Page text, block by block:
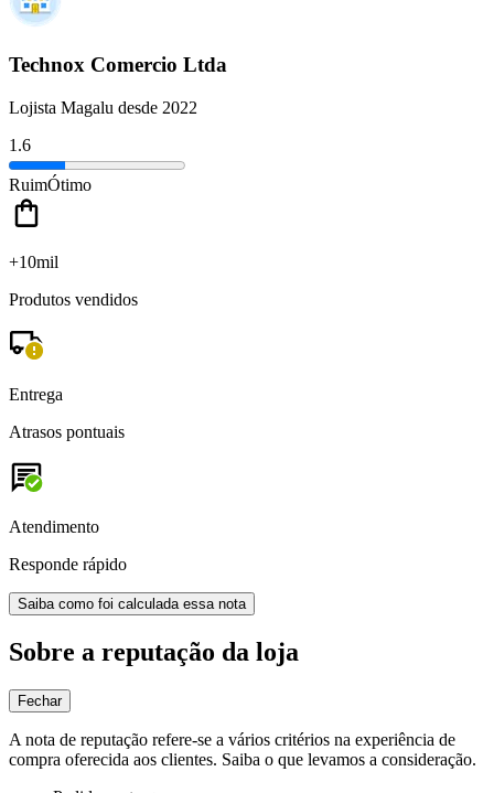
Technox Comercio Ltda
Lojista Magalu desde 2022
1.6
RuimÓtimo
+10mil
Produtos vendidos
Entrega
Atrasos pontuais
Atendimento
Responde rápido
Saiba como foi calculada essa nota
Sobre a reputação da loja
Fechar
A nota de reputação refere-se a vários critérios na experiência de
compra oferecida aos clientes. Saiba o que levamos a consideração.